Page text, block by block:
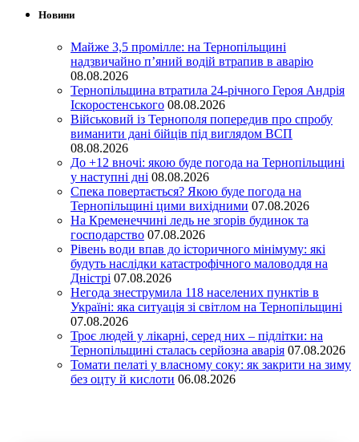
Новини
Майже 3,5 промілле: на Тернопільщині
надзвичайно п’яний водій втрапив в аварію
08.08.2026
Тернопільщина втратила 24-річного Героя Андрія
Іскоростенського 08.08.2026
Військовий із Тернополя попередив про спробу
виманити дані бійців під виглядом ВСП
08.08.2026
До +12 вночі: якою буде погода на Тернопільщині
у наступні дні 08.08.2026
Спека повертається? Якою буде погода на
Тернопільщині цими вихідними 07.08.2026
На Кременеччині ледь не згорів будинок та
господарство 07.08.2026
Рівень води впав до історичного мінімуму: які
будуть наслідки катастрофічного маловоддя на
Дністрі 07.08.2026
Негода знеструмила 118 населених пунктів в
Україні: яка ситуація зі світлом на Тернопільщині
07.08.2026
Троє людей у лікарні, серед них – підлітки: на
Тернопільщині сталась серйозна аварія 07.08.2026
Томати пелаті у власному соку: як закрити на зиму
без оцту й кислоти 06.08.2026